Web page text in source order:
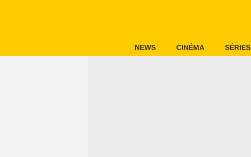
NEWS CINÉMA SÉRIES